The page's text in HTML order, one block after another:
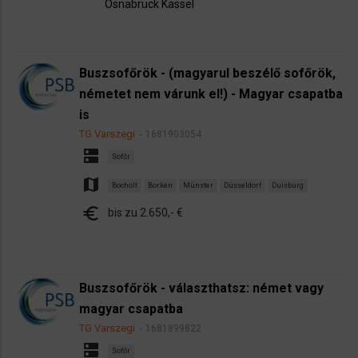
Osnabrück Kassel
Buszsofőrök - (magyarul beszélő sofőrök,
németet nem várunk el!) - Magyar csapatba
is
TG Varszegi 1681903054
dns Sofőr
map Bocholt Borken Münster Düsseldorf Duisburg
euro bis zu 2.650,- €
Buszsofőrök - választhatsz: német vagy
magyar csapatba
TG Varszegi 1681899822
dns Sofőr